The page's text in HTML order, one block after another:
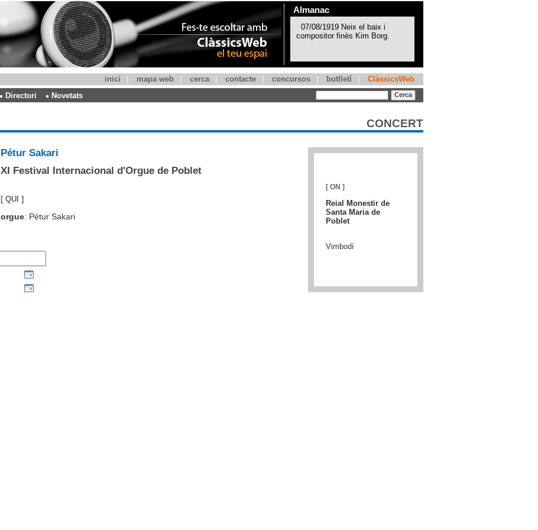
Almanac
inici mapa web cerca contacte concursos butlletí
ClàssicsWeb
Directori Novetats
CONCERT
Pétur Sakari
XI Festival Internacional d'Orgue de Poblet
[ QUI ]
orgue: Pétur Sakari
[ ON ]
Reial Monestir de
Santa Maria de
Poblet
Vimbodí